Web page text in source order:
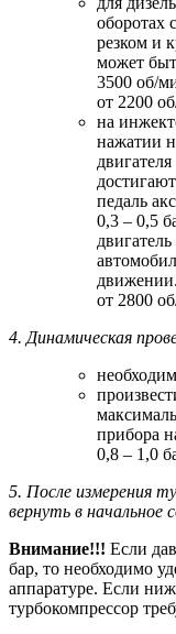
оборотах
резком и
может
3500 об/
от 2200
на
нажатии
педаль
0,3 – 0,5
от 2800
4. Динамическая
прибора
0,8 – 1,0
5. После измерения
вернуть в начальное
Внимание!!! Если
бар, то необходимо
аппаратуре. Если
турбокомпрессор